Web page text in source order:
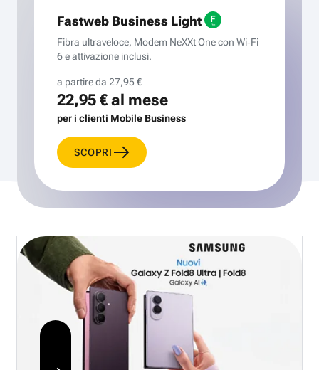
Fastweb Business Light
Fibra ultraveloce, Modem NeXXt One con Wi‑Fi
6 e attivazione inclusi.
a partire da 27,95 €
22,95 €al mese
per i clienti Mobile Business
SCOPRI